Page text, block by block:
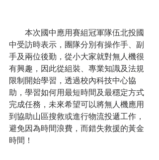
本次國中應用賽組冠軍隊伍北投國
中受訪時表示，團隊分別有操作手、副
手及兩位後勤，從小大家就對無人機很
有興趣，因此從組裝、專業知識及法規
限制開始學習，透過校內科技中心協
助，學習如何用最短時間及最穩定方式
完成任務，未來希望可以將無人機應用
到協助山區搜救或進行物流投遞工作，
避免因為時間浪費，而錯失救援的黃金
時間！